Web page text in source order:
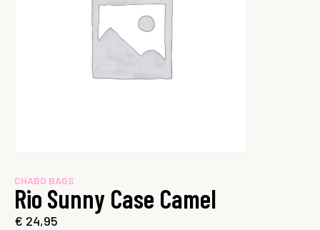
CHABO BAGS
Rio Sunny Case Camel
€ 24,95